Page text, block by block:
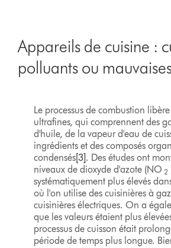
Appareils de cuisine :
polluants ou
Le processus de combustion
ultrafines, qui comprennent des
d'huile, de la vapeur d'eau de
ingrédients et des composés
condensés[3]. Des études ont
niveaux de dioxyde d'azote (NO 2
systématiquement plus élevés
où l'on utilise des cuisinières à
cuisinières électriques. On a
que les valeurs étaient plus
processus de cuisson était
période de temps plus longue.